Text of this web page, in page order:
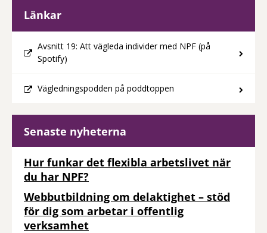
Länkar
Avsnitt 19: Att vägleda individer med NPF (på
Spotify)
Vägledningspodden på poddtoppen
Senaste nyheterna
Hur funkar det flexibla arbetslivet när
du har NPF?
Webbutbildning om delaktighet – stöd
för dig som arbetar i offentlig
verksamhet